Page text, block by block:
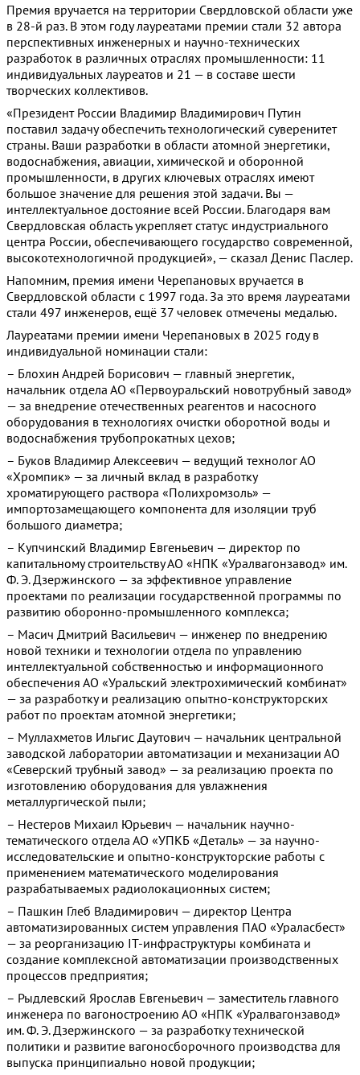
Премия вручается на территории Свердловской области уже
в 28-й раз. В этом году лауреатами премии стали 32 автора
перспективных инженерных и научно-технических
разработок в различных отраслях промышленности: 11
индивидуальных лауреатов и 21 — в составе шести
творческих коллективов.
«Президент России Владимир Владимирович Путин
поставил задачу обеспечить технологический суверенитет
страны. Ваши разработки в области атомной энергетики,
водоснабжения, авиации, химической и оборонной
промышленности, в других ключевых отраслях имеют
большое значение для решения этой задачи. Вы —
интеллектуальное достояние всей России. Благодаря вам
Свердловская область укрепляет статус индустриального
центра России, обеспечивающего государство современной,
высокотехнологичной продукцией», — сказал Денис Паслер.
Напомним, премия имени Черепановых вручается в
Свердловской области с 1997 года. За это время лауреатами
стали 497 инженеров, ещё 37 человек отмечены медалью.
Лауреатами премии имени Черепановых в 2025 году в
индивидуальной номинации стали:
– Блохин Андрей Борисович — главный энергетик,
начальник отдела АО «Первоуральский новотрубный завод»
— за внедрение отечественных реагентов и насосного
оборудования в технологиях очистки оборотной воды и
водоснабжения трубопрокатных цехов;
– Буков Владимир Алексеевич — ведущий технолог АО
«Хромпик» — за личный вклад в разработку
хроматирующего раствора «Полихромзоль» —
импортозамещающего компонента для изоляции труб
большого диаметра;
– Купчинский Владимир Евгеньевич — директор по
капитальному строительству АО «НПК «Уралвагонзавод» им.
Ф. Э. Дзержинского — за эффективное управление
проектами по реализации государственной программы по
развитию оборонно-промышленного комплекса;
– Масич Дмитрий Васильевич — инженер по внедрению
новой техники и технологии отдела по управлению
интеллектуальной собственностью и информационного
обеспечения АО «Уральский электрохимический комбинат»
— за разработку и реализацию опытно-конструкторских
работ по проектам атомной энергетики;
– Муллахметов Ильгис Даутович — начальник центральной
заводской лаборатории автоматизации и механизации АО
«Северский трубный завод» — за реализацию проекта по
изготовлению оборудования для увлажнения
металлургической пыли;
– Нестеров Михаил Юрьевич — начальник научно-
тематического отдела АО «УПКБ «Деталь» — за научно-
исследовательские и опытно-конструкторские работы с
применением математического моделирования
разрабатываемых радиолокационных систем;
– Пашкин Глеб Владимирович — директор Центра
автоматизированных систем управления ПАО «Ураласбест»
— за реорганизацию IT-инфраструктуры комбината и
создание комплексной автоматизации производственных
процессов предприятия;
– Рыдлевский Ярослав Евгеньевич — заместитель главного
инженера по вагоностроению АО «НПК «Уралвагонзавод»
им. Ф. Э. Дзержинского — за разработку технической
политики и развитие вагоносборочного производства для
выпуска принципиально новой продукции;